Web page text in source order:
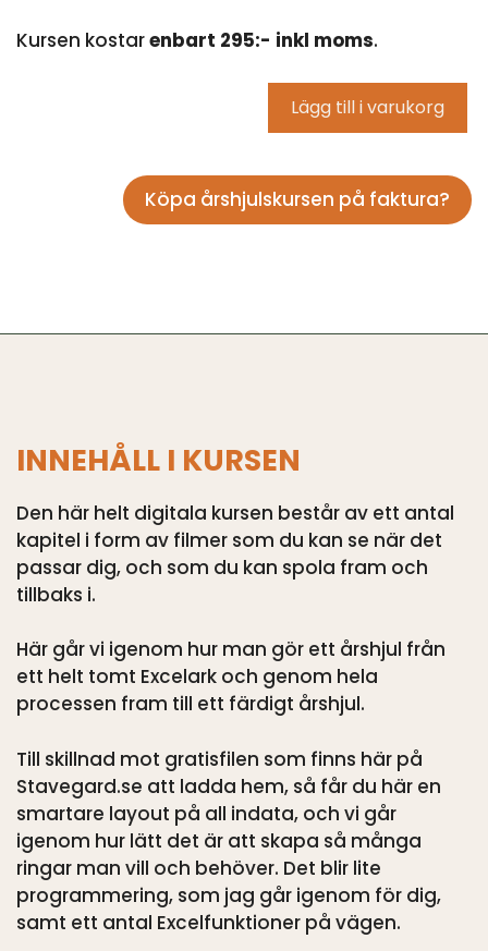
Kursen kostarenbart 295:- inkl moms.
ett
–
eKurs
mängd
Lägg till i varukorg
Köpa årshjulskursen på faktura?
INNEHÅLL I KURSEN
Den här helt digitala kursen består av ett antal
kapitel i form av filmer som du kan se när det
passar dig, och som du kan spola fram och
tillbaks i.
Här går vi igenom hur man gör ett årshjul från
ett helt tomt Excelark och genom hela
processen fram till ett färdigt årshjul.
Till skillnad mot gratisfilen som finns här på
Stavegard.se att ladda hem, så får du här en
smartare layout på all indata, och vi går
igenom hur lätt det är att skapa så många
ringar man vill och behöver. Det blir lite
programmering, som jag går igenom för dig,
samt ett antal Excelfunktioner på vägen.